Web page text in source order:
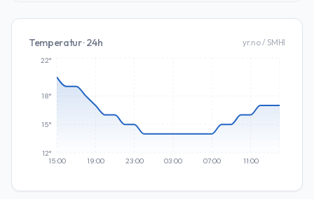
Temperatur · 24h yr.no / SMHI
15:00 19:00 23:00 03:00 07:00 11:00
12°
15°
18°
22°